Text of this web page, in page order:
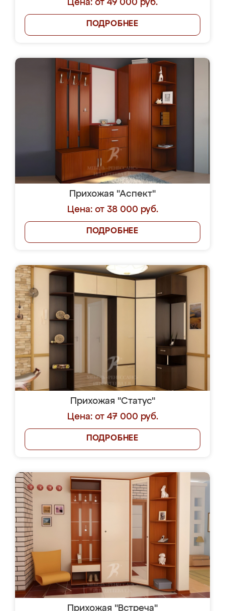
Цена: от 49 000 руб.
ПОДРОБНЕЕ
Прихожая "Аспект"
Цена: от 38 000 руб.
ПОДРОБНЕЕ
Прихожая "Статус"
Цена: от 47 000 руб.
ПОДРОБНЕЕ
Прихожая "Встреча"